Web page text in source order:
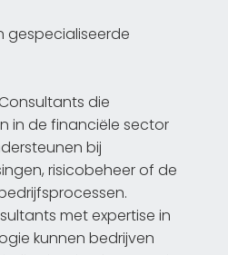
gespecialiseerde
die
in de financiële sector
bij
risicobeheer of de
met expertise in
kunnen bedrijven